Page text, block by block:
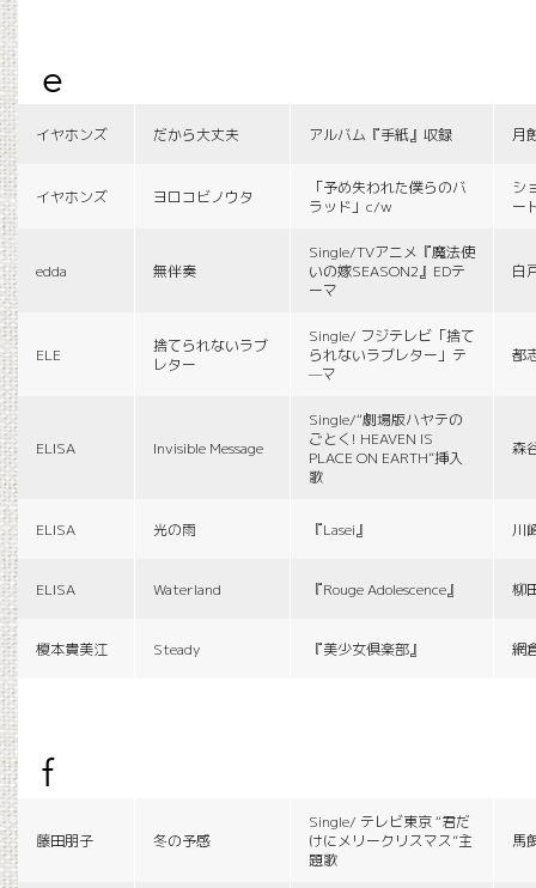
e
イヤホンズ だから大丈夫 アルバム『手紙』収録 月
イヤホンズ ヨロコビノウタ
「予め失われた僕らのバ
ラッド」c/w
シ
ー
edda 無伴奏
Single/TVアニメ『魔法使
いの嫁SEASON2』EDテ
ーマ
白
ELE
捨てられないラブ
レター
Single/ フジテレビ「捨て
られないラブレター」テ
—マ
都
ELISA Invisible Message
Single/“劇場版ハヤテの
ごとく! HEAVEN IS
PLACE ON EARTH”挿入
歌
森
ELISA 光の雨 『Lasei』 川
ELISA Waterland 『Rouge Adolescence』 柳
榎本貴美江 Steady 『美少女倶楽部』 網
f
藤田朋子 冬の予感
Single/ テレビ東京 “君だ
けにメリークリスマス”主
題歌
馬